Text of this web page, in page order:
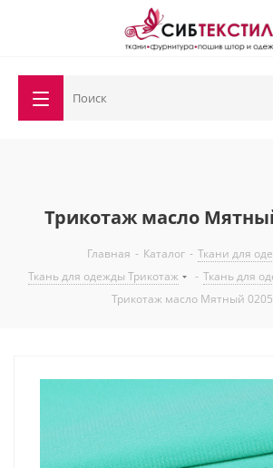
Трикотаж масло
Главная - Каталог - Ткани для
Ткань для одежды Трикотаж
- Ткань для
Трикотаж масло Мятный